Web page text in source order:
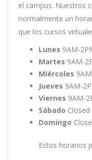
el campus. Nuestros
normalmente un hor
que los cursos virtual
Lunes 9AM-
Martes 9AM-
Miércoles
Jueves 9AM-
Viernes 9AM-
Sábado Closed
Domingo
Estos horarios